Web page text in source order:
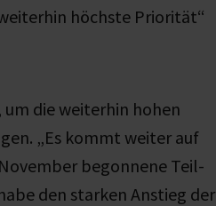
höchste Priorität“
die weiterhin hohen
„Es kommt weiter auf
begonnene Teil-
den starken Anstieg der